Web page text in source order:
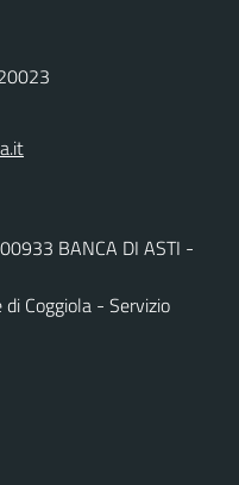
BANCA DI ASTI -
Coggiola - Servizio